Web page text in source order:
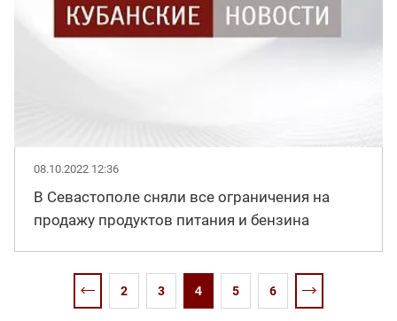
08.10.2022 12:36
В Севастополе сняли все ограничения на
продажу продуктов питания и бензина
2 3 4 5 6